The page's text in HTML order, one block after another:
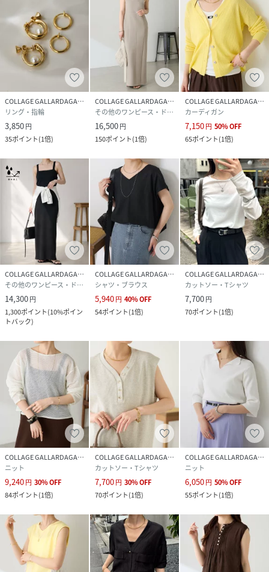
サイズ
品番
RS3720_CLS5061506A0001
(CLS5061506A0001-n-2 RS3720)
COLLAGE GALLARDAGALANTE
リング・指輪
3,850円
35ポイント(1倍)
COLLAGE GALLARDAGALANTE
その他のワンピース・ドレス
16,500円
150ポイント(1倍)
COLLAGE GALLARDAGALANTE
カーディガン
7,150円 50%OFF
65ポイント(1倍)
COLLAGE GALLARDAGALANTE
その他のワンピース・ドレス
14,300円
1,300ポイント(10%ポイン
トバック)
COLLAGE GALLARDAGALANTE
シャツ・ブラウス
5,940円 40%OFF
54ポイント(1倍)
COLLAGE GALLARDAGALANTE
カットソー・Tシャツ
7,700円
70ポイント(1倍)
COLLAGE GALLARDAGALANTE
ニット
9,240円 30%OFF
84ポイント(1倍)
COLLAGE GALLARDAGALANTE
カットソー・Tシャツ
7,700円 30%OFF
70ポイント(1倍)
COLLAGE GALLARDAGALANTE
ニット
6,050円 50%OFF
55ポイント(1倍)